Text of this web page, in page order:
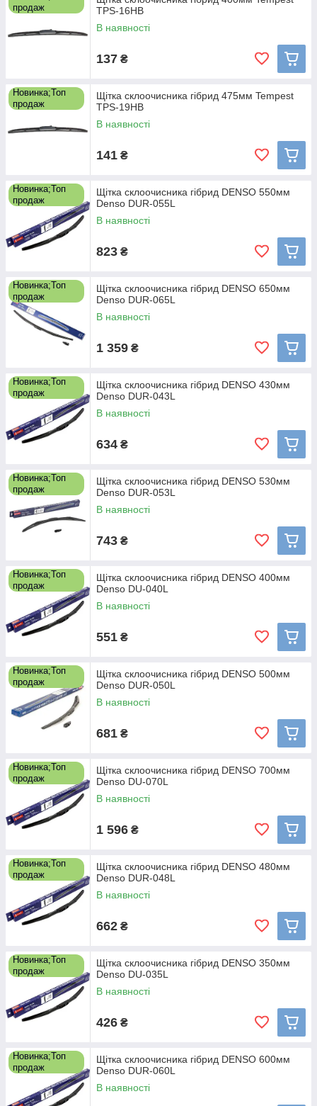
продаж
TPS-16HB
В наявності
137 ₴
Новинка;Топ
продаж
Щітка склоочисника гібрид 475мм Tempest
TPS-19HB
В наявності
141 ₴
Новинка;Топ
продаж
Щітка склоочисника гібрид DENSO 550мм
Denso DUR-055L
В наявності
823 ₴
Новинка;Топ
продаж
Щітка склоочисника гібрид DENSO 650мм
Denso DUR-065L
В наявності
1 359 ₴
Новинка;Топ
продаж
Щітка склоочисника гібрид DENSO 430мм
Denso DUR-043L
В наявності
634 ₴
Новинка;Топ
продаж
Щітка склоочисника гібрид DENSO 530мм
Denso DUR-053L
В наявності
743 ₴
Новинка;Топ
продаж
Щітка склоочисника гібрид DENSO 400мм
Denso DU-040L
В наявності
551 ₴
Новинка;Топ
продаж
Щітка склоочисника гібрид DENSO 500мм
Denso DUR-050L
В наявності
681 ₴
Новинка;Топ
продаж
Щітка склоочисника гібрид DENSO 700мм
Denso DU-070L
В наявності
1 596 ₴
Новинка;Топ
продаж
Щітка склоочисника гібрид DENSO 480мм
Denso DUR-048L
В наявності
662 ₴
Новинка;Топ
продаж
Щітка склоочисника гібрид DENSO 350мм
Denso DU-035L
В наявності
426 ₴
Новинка;Топ
продаж
Щітка склоочисника гібрид DENSO 600мм
Denso DUR-060L
В наявності